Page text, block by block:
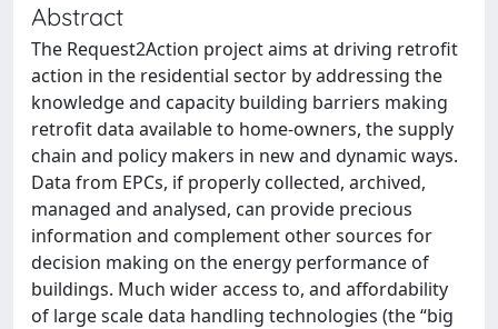
Abstract
The Request2Action project aims at driving retrofit
action in the residential sector by addressing the
knowledge and capacity building barriers making
retrofit data available to home-owners, the supply
chain and policy makers in new and dynamic ways.
Data from EPCs, if properly collected, archived,
managed and analysed, can provide precious
information and complement other sources for
decision making on the energy performance of
buildings. Much wider access to, and affordability
of large scale data handling technologies (the “big